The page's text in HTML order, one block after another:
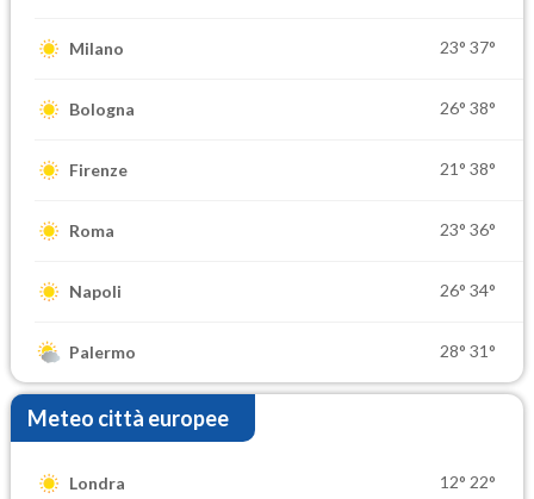
Milano 23° 37°
Bologna 26° 38°
Firenze 21° 38°
Roma 23° 36°
Napoli 26° 34°
Palermo 28° 31°
Meteo città europee
Londra 12° 22°